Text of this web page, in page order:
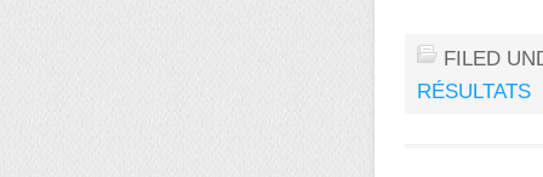
FILED
RÉSULTATS